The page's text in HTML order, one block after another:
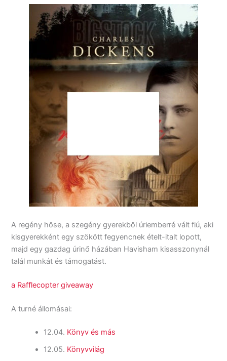
A regény hőse, a szegény gyerekből úriemberré vált fiú, aki
kisgyerekként egy szökött fegyencnek ételt-italt lopott,
majd egy gazdag úrinő házában Havisham kisasszonynál
talál munkát és támogatást.
a Rafflecopter giveaway
A turné állomásai:
12.04. Könyv és más
12.05. Könyvvilág